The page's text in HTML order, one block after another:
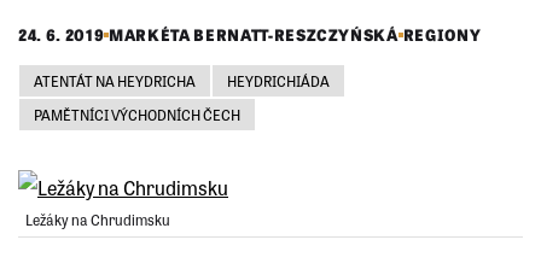
24. 6. 2019 MARKÉTA BERNATT-RESZCZYŃSKÁ REGIONY
ATENTÁT NA HEYDRICHA
HEYDRICHIÁDA
PAMĚTNÍCI VÝCHODNÍCH ČECH
Ležáky na Chrudimsku